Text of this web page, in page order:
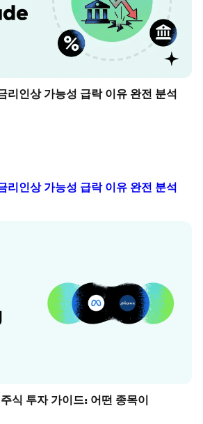
리인상 가능성 급락 이유 완전 분석
리인상 가능성 급락 이유 완전 분석
식 투자 가이드: 어떤 종목이